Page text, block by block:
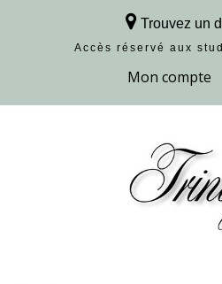
Trouvez un
Accès réservé aux